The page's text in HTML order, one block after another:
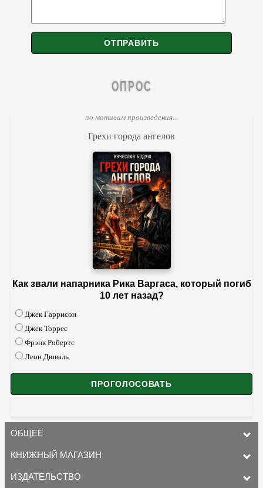
ОПРОС
по мотивам произведения...
Грехи города ангелов
Как звали напарника Рика Варгаса, который погиб
10 лет назад?
Джек Гаррисон
Джек Торрес
Фрэнк Робертс
Леон Дюваль
ОБЩЕЕ
КНИЖНЫЙ МАГАЗИН
ИЗДАТЕЛЬСТВО